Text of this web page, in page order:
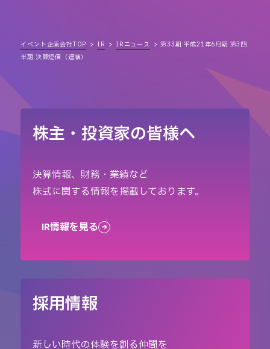
イベント企画会社TOP IR IRニュース
第33期 平成21年6月期 第3四
半期 決算短信（連結）
株主・投資家の皆様へ
決算情報、財務・業績など
株式に関する情報を掲載しております。
IR情報を見る
採用情報
新しい時代の体験を創る仲間を